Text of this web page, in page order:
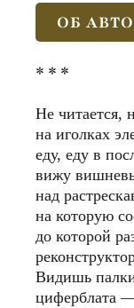
ОБ
* * *
Не читается,
на иголках
еду, еду в
вижу
над
на которую
до которой
Видишь
циферблата